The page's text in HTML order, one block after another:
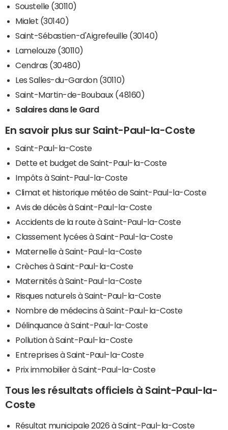
Soustelle (30110)
Mialet (30140)
Saint-Sébastien-d'Aigrefeuille (30140)
Lamelouze (30110)
Cendras (30480)
Les Salles-du-Gardon (30110)
Saint-Martin-de-Boubaux (48160)
Salaires dans le Gard
En savoir plus sur Saint-Paul-la-Coste
Saint-Paul-la-Coste
Dette et budget de Saint-Paul-la-Coste
Impôts à Saint-Paul-la-Coste
Climat et historique météo de Saint-Paul-la-Coste
Avis de décès à Saint-Paul-la-Coste
Accidents de la route à Saint-Paul-la-Coste
Classement lycées à Saint-Paul-la-Coste
Maternelle à Saint-Paul-la-Coste
Crèches à Saint-Paul-la-Coste
Maternités à Saint-Paul-la-Coste
Risques naturels à Saint-Paul-la-Coste
Nombre de médecins à Saint-Paul-la-Coste
Délinquance à Saint-Paul-la-Coste
Pollution à Saint-Paul-la-Coste
Entreprises à Saint-Paul-la-Coste
Prix immobilier à Saint-Paul-la-Coste
Tous les résultats officiels à Saint-Paul-la-
Coste
Résultat municipale 2026 à Saint-Paul-la-Coste